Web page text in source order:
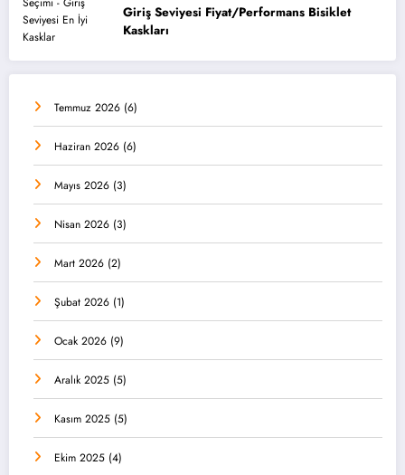
Giriş Seviyesi Fiyat/Performans Bisiklet
Kaskları
Temmuz 2026 (6)
Haziran 2026 (6)
Mayıs 2026 (3)
Nisan 2026 (3)
Mart 2026 (2)
Şubat 2026 (1)
Ocak 2026 (9)
Aralık 2025 (5)
Kasım 2025 (5)
Ekim 2025 (4)